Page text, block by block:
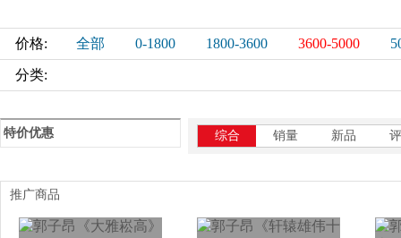
价格: 全部 0-1800 1800-3600 3600-5000
分类:
特价优惠 综合 销量 新品
推广商品